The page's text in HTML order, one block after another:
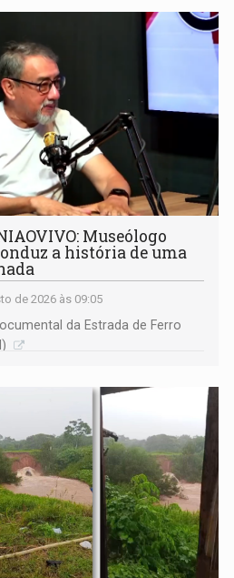
Museólogo
a história de uma
de 2026 às 09:05
da Estrada de Ferro